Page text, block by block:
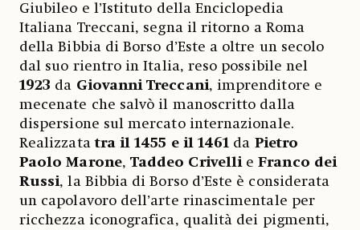
Giubileo e l’Istituto della Enciclopedia
Italiana Treccani, segna il ritorno a Roma
della Bibbia di Borso d’Este a oltre un secolo
dal suo rientro in Italia, reso possibile nel
1923 da Giovanni Treccani, imprenditore e
mecenate che salvò il manoscritto dalla
dispersione sul mercato internazionale.
Realizzatatra il 1455 e il 1461 da Pietro
Paolo Marone, Taddeo CrivellieFranco dei
Russi, la Bibbia di Borso d’Este è considerata
un capolavoro dell’arte rinascimentale per
ricchezza iconografica, qualità dei pigmenti,